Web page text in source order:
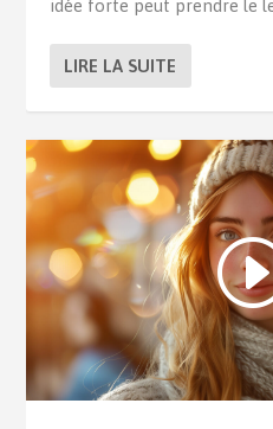
idée forte peut prendre le
LIRE LA SUITE